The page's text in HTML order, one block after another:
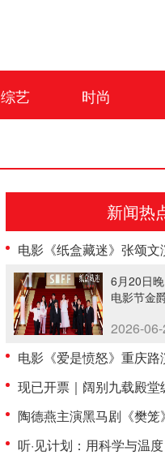
综艺 时尚
新闻热
电影《纸盒藏迷》张颂文演技入魂
6月20日
电影节金
2026-06-
电影《爱是愤怒》重庆路演王安宇分享水下龙舟幕后 王玉雯解读
现已开票｜阔别九载殿堂级默剧《斯拉法的
陶德燕主演黑马剧《樊笼》 首
听·见计划：用科学与温